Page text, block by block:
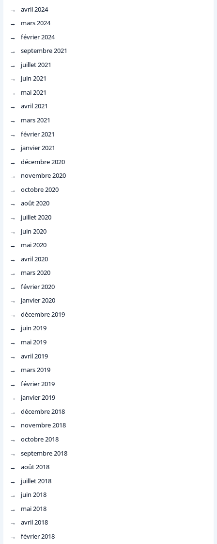
avril 2024
mars 2024
février 2024
septembre 2021
juillet 2021
juin 2021
mai 2021
avril 2021
mars 2021
février 2021
janvier 2021
décembre 2020
novembre 2020
octobre 2020
août 2020
juillet 2020
juin 2020
mai 2020
avril 2020
mars 2020
février 2020
janvier 2020
décembre 2019
juin 2019
mai 2019
avril 2019
mars 2019
février 2019
janvier 2019
décembre 2018
novembre 2018
octobre 2018
septembre 2018
août 2018
juillet 2018
juin 2018
mai 2018
avril 2018
février 2018